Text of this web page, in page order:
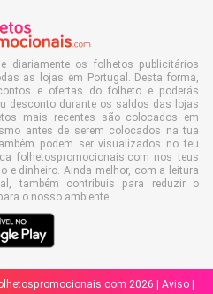
diariamente os folhetos publicitários
as lojas em Portugal. Desta forma,
e ofertas do folheto e poderás
desconto durante os saldos das lojas
mais recentes são colocados em
antes de serem colocados na tua
podem ser visualizados no teu
folhetospromocionais.com nos teus
e dinheiro. Ainda melhor, com a leitura
também contribuis para reduzir o
o nosso ambiente.
2026 | Aviso